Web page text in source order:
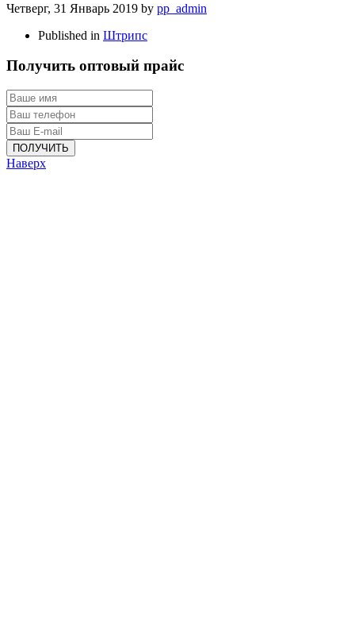
Четверг, 31 Январь 2019 by pp_admin
Published in Штрипс
Получить оптовый прайс
ПОЛУЧИТЬ
Наверх